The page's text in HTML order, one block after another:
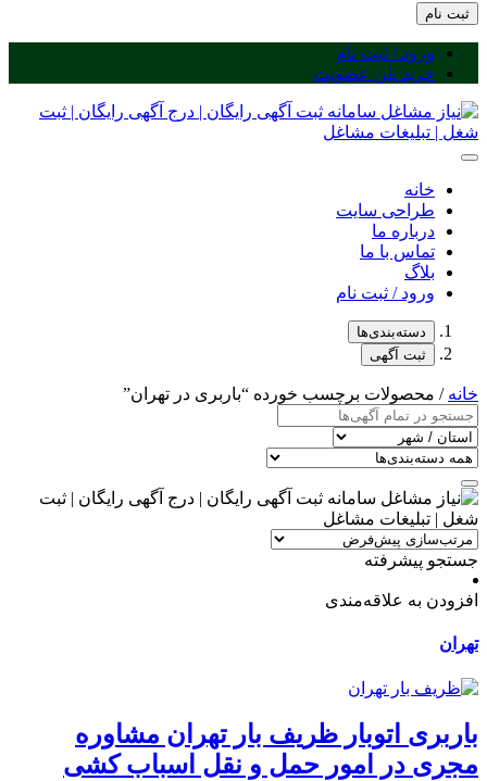
ثبت نام
ورود / ثبت نام
خرید پلن عضویت
خانه
طراحی سایت
درباره ما
تماس با ما
بلاگ
ورود / ثبت نام
دسته‌بندی‌ها
ثبت آگهی
خانه / محصولات برچسب خورده “باربری در تهران”
جستجو پیشرفته
افزودن به علاقه‌مندی
تهران
باربری اتوبار ظریف بار تهران مشاوره
مجری در امور حمل و نقل اسباب کشی